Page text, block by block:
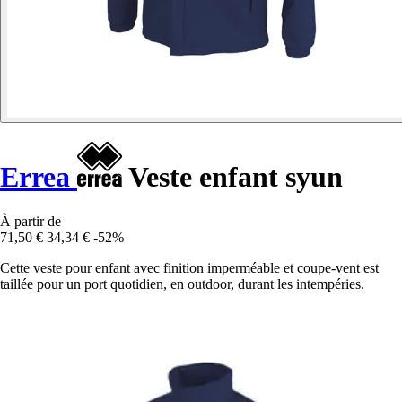
Errea Veste enfant syun
À partir de
71,50 € 34,34 € -52%
Cette veste pour enfant avec finition imperméable et coupe-vent est
taillée pour un port quotidien, en outdoor, durant les intempéries.